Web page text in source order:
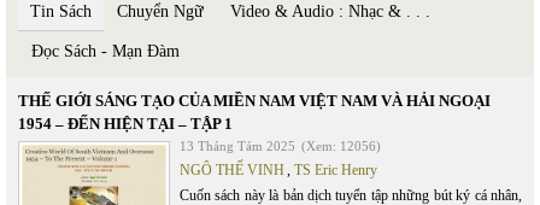
Tin Sách Chuyển Ngữ Video & Audio : Nhạc & . . .
Đọc Sách - Mạn Đàm
THẾ GIỚI SÁNG TẠO CỦA MIỀN NAM VIỆT NAM VÀ HẢI NGOẠI
1954 – ĐẾN HIỆN TẠI – TẬP 1
13 Tháng Tám 2025 (Xem: 12056)
NGÔ THẾ VINH TS Eric Henry
Cuốn sách này là bản dịch tuyển tập những bút ký cá nhân,